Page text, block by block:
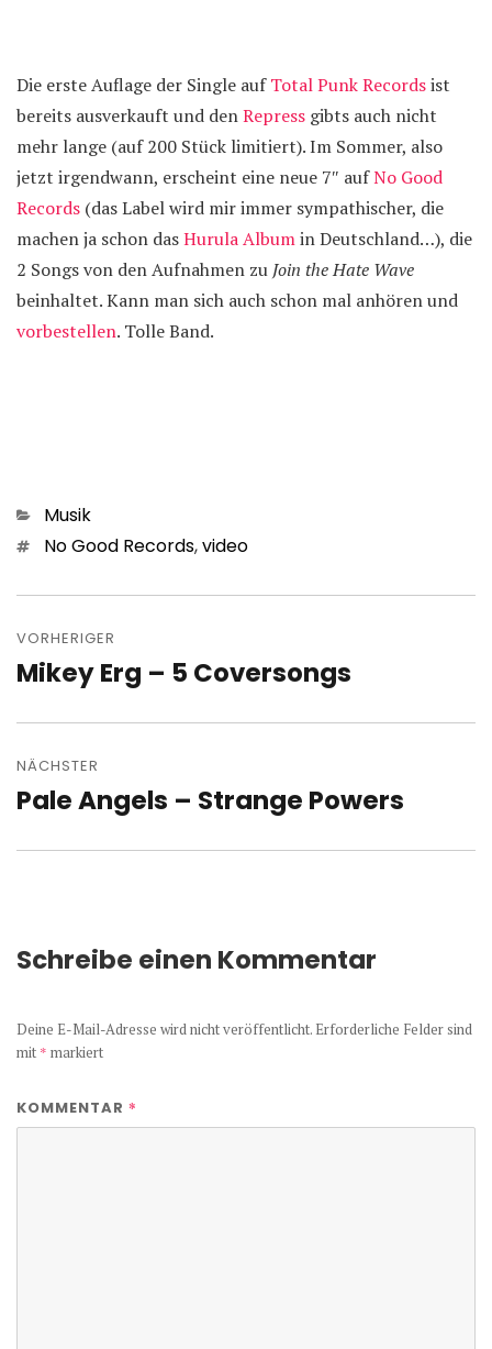
Die erste Auflage der Single aufTotal Punk Recordsist
bereits ausverkauft und denRepress gibts auch nicht
mehr lange (auf 200 Stück limitiert). Im Sommer, also
jetzt irgendwann, erscheint eine neue 7″ aufNo Good
Records (das Label wird mir immer sympathischer, die
machen ja schon dasHurula Albumin Deutschland…), die
2 Songs von den Aufnahmen zu Join the Hate Wave
beinhaltet. Kann man sich auch schon mal anhören und
vorbestellen. Tolle Band.
Kategorien
Musik
Schlagwörter
No Good Records,video
VORHERIGER
Vorheriger
Mikey Erg – 5 Coversongs
NÄCHSTER
Nächster
Pale Angels – Strange Powers
Schreibe einen Kommentar
Deine E-Mail-Adresse wird nicht veröffentlicht. Erforderliche Felder sind
mit * markiert
KOMMENTAR *